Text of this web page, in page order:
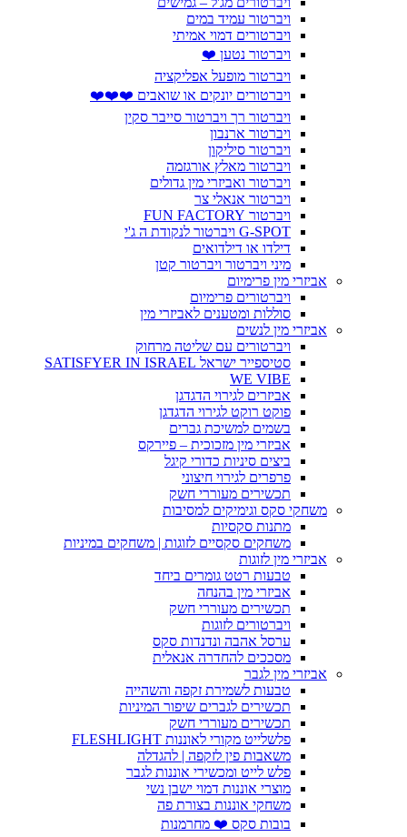
ויברטור עמיד במים
ויברטורים דמוי אמיתי
ויברטור נטען ❤️
ויברטור מופעל אפליקציה
ויברטורים יונקים או שואבים ❤️❤️❤️
ויברטור רך ויברטור סייבר סקין
ויברטור ארנבון
ויברטור סיליקון
ויברטור מאלץ אורגזמה
ויברטור ואביזרי מין גדולים
ויברטור אנאלי צר
ויברטור FUN FACTORY
G-SPOT ויברטור לנקודת ה ג'י
דילדו או דילדואים
מיני ויברטור ויברטור קטן
אביזרי מין פרימיום
ויברטורים פרימיום
סוללות ומטענים לאביזרי מין
אביזרי מין לנשים
ויברטורים עם שליטה מרחוק
סטיספייר ישראל SATISFYER IN ISRAEL
WE VIBE
אביזרים לגירוי הדגדגן
פוקט רוקט לגירוי הדגדגן
בשמים למשיכת גברים
אביזרי מין מזכוכית – פיירקס
ביצים סיניות כדורי קיגל
פרפרים לגירוי חיצוני
תכשירים מעוררי חשק
משחקי סקס וגימיקים למסיבות
מתנות סקסיות
משחקים סקסיים לזוגות | משחקים במיניות
אביזרי מין לזוגות
טבעות רטט גומרים ביחד
אביזרי מין בהנחה
תכשירים מעוררי חשק
ויברטורים לזוגות
ערסל אהבה ונדנדות סקס
מסככים להחדרה אנאלית
אביזרי מין לגבר
טבעות לשמירת זקפה והשהייה
תכשירים לגברים שיפור המיניות
תכשירים מעוררי חשק
פלשלייט מקורי לאוננות FLESHLIGHT
משאבות פין לזקפה | להגדלה
פלש לייט ומכשירי אוננות לגבר
מוצרי אוננות דמוי ישבן נשי
משחקי אוננות בצורת פה
בובות סקס ❤️ מחרמנות